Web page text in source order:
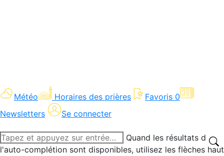
Météo Horaires des prières Favoris 0
Newsletters
Se connecter
Recherche
:
Quand les résultats de
l'auto-complétion sont disponibles, utilisez les flèches haut